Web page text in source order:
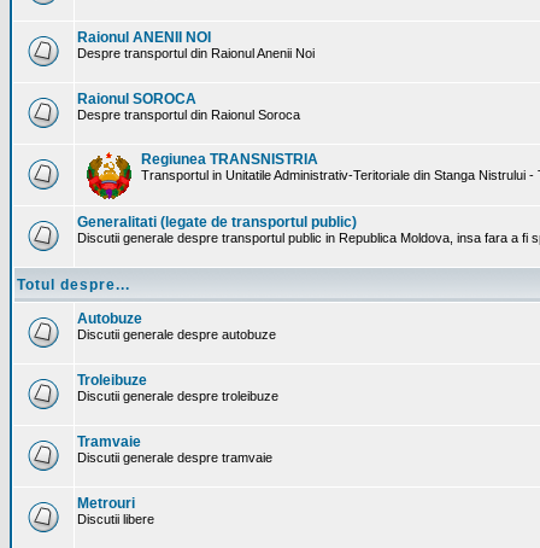
Raionul ANENII NOI
Despre transportul din Raionul Anenii Noi
Raionul SOROCA
Despre transportul din Raionul Soroca
Regiunea TRANSNISTRIA
Transportul in Unitatile Administrativ-Teritoriale din Stanga Nistrului -
Generalitati (legate de transportul public)
Discutii generale despre transportul public in Republica Moldova, insa fara a fi
Totul despre...
Autobuze
Discutii generale despre autobuze
Troleibuze
Discutii generale despre troleibuze
Tramvaie
Discutii generale despre tramvaie
Metrouri
Discutii libere